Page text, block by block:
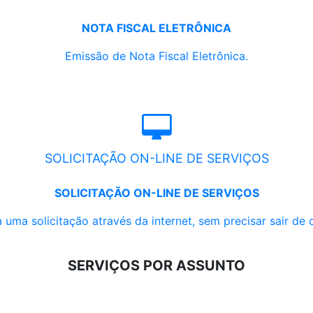
NOTA FISCAL ELETRÔNICA
Emissão de Nota Fiscal Eletrônica.
SOLICITAÇÃO ON-LINE DE SERVIÇOS
SOLICITAÇÃO ON-LINE DE SERVIÇOS
uma solicitação através da internet, sem precisar sair de
SERVIÇOS POR ASSUNTO